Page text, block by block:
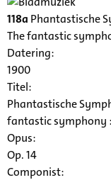
118a Phantastische
The fantastic
Datering:
1900
Titel:
Phantastische
fantastic symphony
Opus:
Op. 14
Componist: